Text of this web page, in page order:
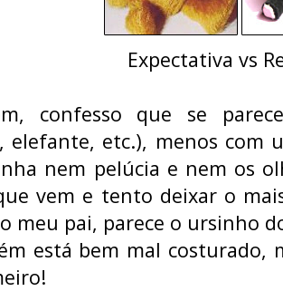
Expectativa vs
confesso que se
elefante, etc.), menos com
nem pelúcia e nem os
vem e tento deixar o
meu pai, parece o ursinho
está bem mal costurado,